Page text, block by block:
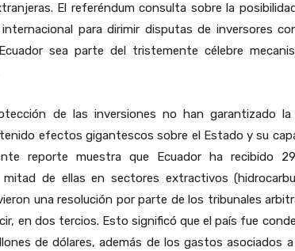
El referéndum consulta sobre la
para dirimir disputas de inversores
sea parte del tristemente célebre
de las inversiones no han garantizado la
efectos gigantescos sobre el Estado y su
reporte muestra que Ecuador ha recibido
mitad de ellas en sectores extractivos
una resolución por parte de los tribunales
en dos tercios. Esto significó que el país fue
de dólares, además de los gastos asociados